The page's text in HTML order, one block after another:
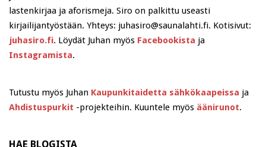
lastenkirjaa ja aforismeja. Siro on palkittu useasti
kirjailijantyöstään. Yhteys: juhasiro@saunalahti.fi. Kotisivut:
juhasiro.fi. Löydät Juhan myös Facebookista ja
Instagramista.
Tutustu myös Juhan Kaupunkitaidetta sähkökaapeissa ja
Ahdistuspurkit -projekteihin. Kuuntele myös äänirunot.
HAE BLOGISTA